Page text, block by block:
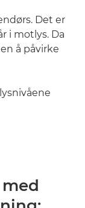
Det er
i motlys. Da
å påvirke